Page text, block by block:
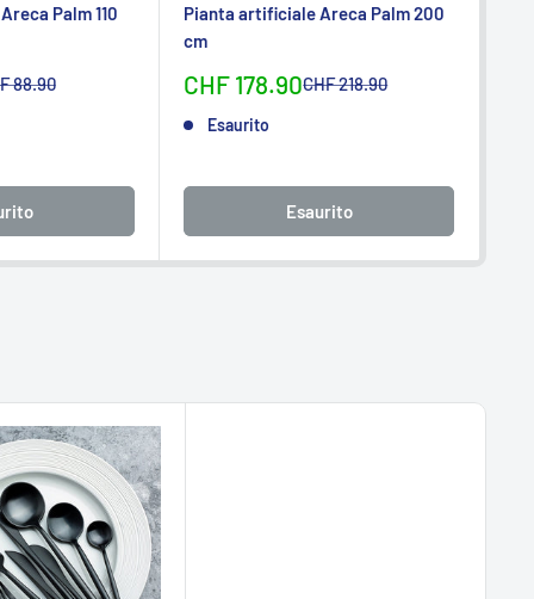
Palm 110
88.90
Pianta artificiale Areca Palm 200
cm
Sonderpreis
CHF 178.90Normalpreis
CHF 218.90
Esaurito
Esaurito